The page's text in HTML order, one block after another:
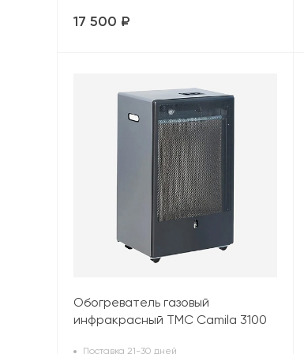
17 500 ₽
Обогреватель газовый
инфракрасный TMC Camila 3100
Поставка 21-30 дней